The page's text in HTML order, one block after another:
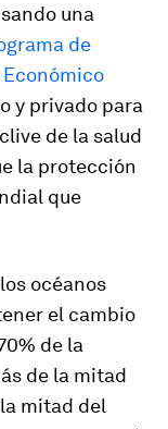
una
de
y privado para
de la salud
la protección
que
océanos
el cambio
de la
de la mitad
mitad del